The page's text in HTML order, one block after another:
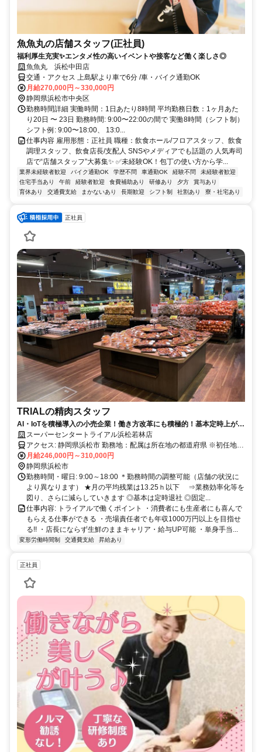
魚魚丸の店舗スタッフ(正社員)
福利厚生充実✨エンタメ性の高いイベントや接客など働く楽しさ◎
魚魚丸 浜松中田店
交通・アクセス 上島駅より車で6分 /車・バイク通勤OK
月給270,000円～330,000円
静岡県浜松市中央区
勤務時間詳細 実働時間：1日あたり8時間 平均勤務日数：1ヶ月あた
り20日 〜 23日 勤務時間: 9:00〜22:00の間で 実働8時間（シフト制）
シフト例: 9:00〜18:00、 13:0...
仕事内容 雇用形態：正社員 職種：飲食ホール/フロアスタッフ、飲食
調理スタッフ、飲食店長/支配人 SNSやメディアでも話題の 人気寿司
店で“店舗スタッフ”大募集✨ ✅未経験OK！包丁の使い方から学...
業界未経験者歓迎 バイク通勤OK 学歴不問 車通勤OK 経験不問
未経験者歓迎
住宅手当あり
午前 経験者歓迎 食費補助あり 研修あり 夕方
賞与あり
育休あり
交通費支給 まかないあり 長期歓迎 シフト制 社割あり 寮・社宅あり
正社員
TRIALの精肉スタッフ
AI・IoTを積極導入の小売企業！働き方改革にも積極的！基本定時上が
り！スーパーセンタートライアル浜松若林店
アクセス: 静岡県浜松市 勤務地：配属は所在地の都道府県 ※初任地は
最寄りの店舗又は希望エリアを優先し配属します。 ※エリア内勤務
または全国勤務いずれか希望を選択できます。
月給246,000円～310,000円
静岡県浜松市
勤務時間・曜日: 9:00～18:00 ＊勤務時間の調整可能（店舗の状況に
より異なります） ★月の平均残業は13.25ｈ以下 ⇒業務効率化等を
図り、さらに減らしていきます ◎基本は定時退社 ◎固定...
仕事内容: トライアルで働くポイント ・消費者にも生産者にも喜んで
もらえる仕事ができる ・売場責任者でも年収1000万円以上を目指せ
る!! ・店長にならず生鮮のままキャリア・給与UP可能 ・単身手当...
変形労働時間制 交通費支給 昇給あり
正社員